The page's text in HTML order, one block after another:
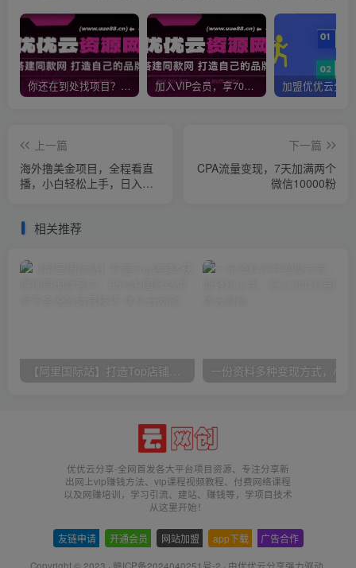
你还在到处找项目？还在当韭菜？我靠网创资源站一个月收入5万+，曾经我也是个失败者。 加入VIP会员，享70%的推广提成，免费学习多种网上创业课程，菜鸟秒变大神！
上一篇
海外撸美金项目，全程看直
播，小白轻松上手，日入一
下一篇
CPA流量变现，7天加满两个
微信10000粉
相关推荐
优优云分享-全网首发各大平台项目资源、专注分享新
出网上vip赚钱方法、vip课程视频教程、付费网络课程
以及网赚培训，学习引流、建站、赚钱等，学项目技术
从这里开始！
友链申请 开通会员 网站加盟 app下载 广告合作